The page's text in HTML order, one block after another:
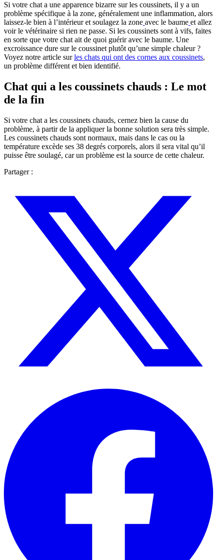
Si votre chat a une apparence bizarre sur les coussinets, il y a un
problème spécifique à la zone, généralement une inflammation, alors
laissez-le bien à l’intérieur et soulagez la zone avec le baume et allez
voir le vétérinaire si rien ne passe. Si les coussinets sont à vifs, faites
en sorte que votre chat ait de quoi guérir avec le baume. Une
excroissance dure sur le coussinet plutôt qu’une simple chaleur ?
Voyez notre article surles chats qui ont des cornes aux coussinets,
un problème différent et bien identifié.
Chat qui a les coussinets chauds : Le mot
de la fin
Si votre chat a les coussinets chauds, cernez bien la cause du
problème, à partir de la appliquer la bonne solution sera très simple.
Les coussinets chauds sont normaux, mais dans le cas ou la
température excède ses 38 degrés corporels, alors il sera vital qu’il
puisse être soulagé, car un problème est la source de cette chaleur.
Partager :